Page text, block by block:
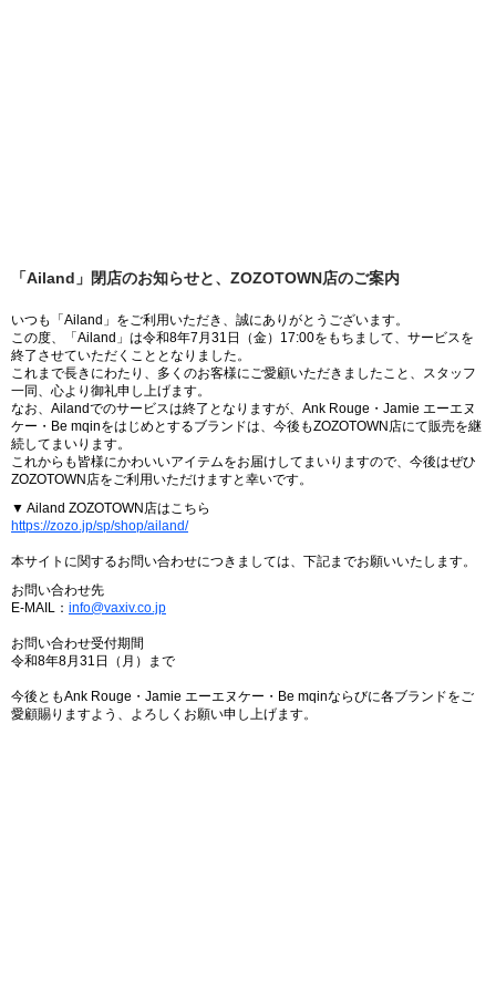
「Ailand」閉店のお知らせと、ZOZOTOWN店のご案内
いつも「Ailand」をご利用いただき、誠にありがとうございます。
この度、「Ailand」は令和8年7月31日（金）17:00をもちまして、サービスを
終了させていただくこととなりました。
これまで長きにわたり、多くのお客様にご愛顧いただきましたこと、スタッフ
一同、心より御礼申し上げます。
なお、Ailandでのサービスは終了となりますが、Ank Rouge・Jamie エーエヌ
ケー・Be mqinをはじめとするブランドは、今後もZOZOTOWN店にて販売を継
続してまいります。
これからも皆様にかわいいアイテムをお届けしてまいりますので、今後はぜひ
ZOZOTOWN店をご利用いただけますと幸いです。
▼ Ailand ZOZOTOWN店はこちら
https://zozo.jp/sp/shop/ailand/
本サイトに関するお問い合わせにつきましては、下記までお願いいたします。
お問い合わせ先
E-MAIL： info@vaxiv.co.jp
お問い合わせ受付期間
令和8年8月31日（月）まで
今後ともAnk Rouge・Jamie エーエヌケー・Be mqinならびに各ブランドをご
愛顧賜りますよう、よろしくお願い申し上げます。